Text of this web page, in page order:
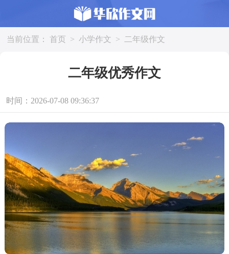
当前位置： 首页 > 小学作文 > 二年级作文
二年级优秀作文
时间：2026-07-08 09:36:37